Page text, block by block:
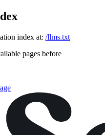
index at: /llms.txt
pages before